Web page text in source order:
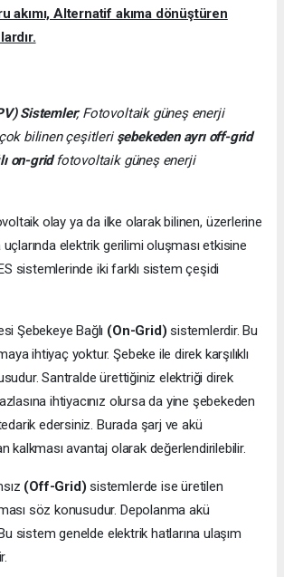
akımı, Alternatif akıma dönüştüren
Sistemler; Fotovoltaik güneş enerji
bilinen çeşitleri şebekeden ayrı off-grid
on-gridfotovoltaik güneş enerji
olay ya da ilke olarak bilinen, üzerlerine
uçlarında elektrik gerilimi oluşması etkisine
sistemlerinde iki farklı sistem çeşidi
Şebekeye Bağlı (On-Grid) sistemlerdir. Bu
ihtiyaç yoktur. Şebeke ile direk karşılıklı
Santralde ürettiğiniz elektriği direk
ihtiyacınız olursa da yine şebekeden
edersiniz. Burada şarj ve akü
kalkması avantaj olarak değerlendirilebilir.
(Off-Grid) sistemlerde ise üretilen
söz konusudur. Depolanma akü
Bu sistem genelde elektrik hatlarına ulaşım